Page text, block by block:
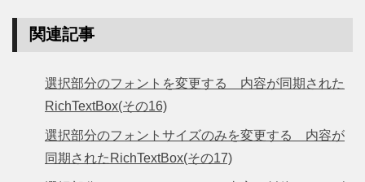
関連記事
選択部分のフォントを変更する 内容が同期された
RichTextBox(その16)
選択部分のフォントサイズのみを変更する 内容が
同期されたRichTextBox(その17)